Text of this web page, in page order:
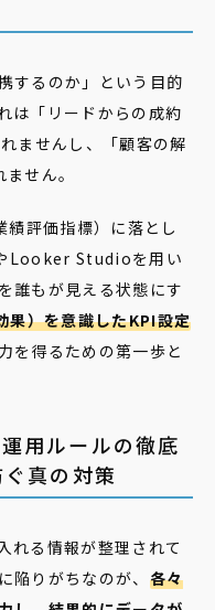
するのか」という目的
は「リードからの成約
ませんし、「顧客の解
せん。
評価指標）に落とし
Looker Studioを用い
誰もが見える状態にす
果）を意識したKPI設定
を得るための第一歩と
用ルールの徹底
真の対策
れる情報が整理されて
陥りがちなのが、 各々